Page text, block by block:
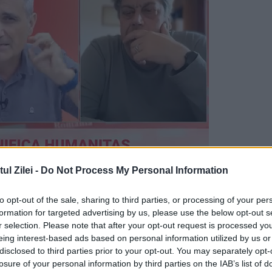
Zilei - Do Not Process My Personal Information
opt-out of the sale, sharing to third parties, or processing of your
for targeted advertising by us, please use the below opt-out
selection. Please note that after your opt-out request is processed
interest-based ads based on personal information utilized by us
to third parties prior to your opt-out. You may separately
of your personal information by third parties on the IAB’s list of
cu atât cresc șansele unui accident
legume care sar pe masă — toate
vestimentar.
murdărești